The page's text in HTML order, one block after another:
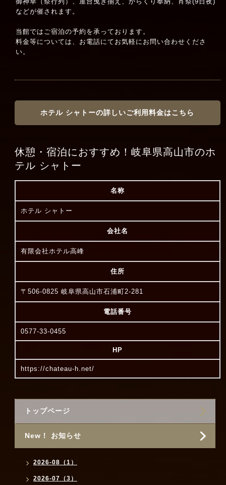
などが催されます。
当館ではご宿泊の予約を承っております。
料金等については、お電話にてお気軽にお問い合わせくださ
い。
ホテル シャトーの詳しいご利用料金はこちら
休憩・宿泊におすすめ！岐阜県高山市のホ
テル シャトー
名称
ホテル シャトー
会社名
有限会社ホテル高峰
住所
〒506-0825 岐阜県高山市石浦町2-281
電話番号
0577-33-0455
HP
https://chateau-h.net/
トップページ
New！ お知らせ
2026-08（1）
2026-07（3）